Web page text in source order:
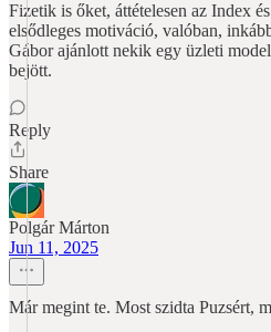
Fizetik is őket, áttételesen az Index
elsődleges motiváció, valóban,
Gábor ajánlott nekik egy üzleti
bejött.
Reply
Share
Polgár Márton
Jun 11, 2025
Már megint te. Most szidta Puzsért,